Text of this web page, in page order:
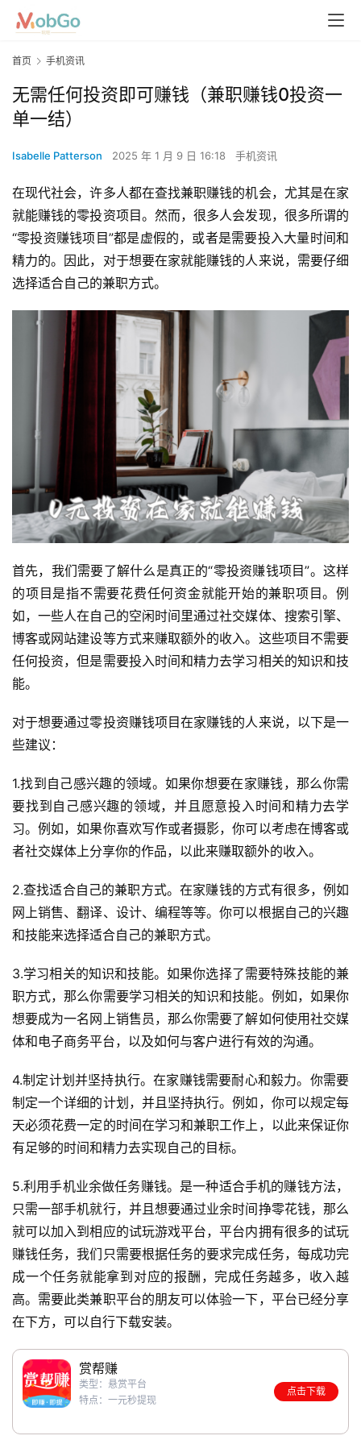
首页 手机资讯
无需任何投资即可赚钱（兼职赚钱0投资一
单一结）
Isabelle Patterson 2025 年 1 月 9 日 16:18 手机资讯
在现代社会，许多人都在查找兼职赚钱的机会，尤其是在家
就能赚钱的零投资项目。然而，很多人会发现，很多所谓的
“零投资赚钱项目”都是虚假的，或者是需要投入大量时间和
精力的。因此，对于想要在家就能赚钱的人来说，需要仔细
选择适合自己的兼职方式。
首先，我们需要了解什么是真正的“零投资赚钱项目”。这样
的项目是指不需要花费任何资金就能开始的兼职项目。例
如，一些人在自己的空闲时间里通过社交媒体、搜索引擎、
博客或网站建设等方式来赚取额外的收入。这些项目不需要
任何投资，但是需要投入时间和精力去学习相关的知识和技
能。
对于想要通过零投资赚钱项目在家赚钱的人来说，以下是一
些建议：
1.找到自己感兴趣的领域。如果你想要在家赚钱，那么你需
要找到自己感兴趣的领域，并且愿意投入时间和精力去学
习。例如，如果你喜欢写作或者摄影，你可以考虑在博客或
者社交媒体上分享你的作品，以此来赚取额外的收入。
2.查找适合自己的兼职方式。在家赚钱的方式有很多，例如
网上销售、翻译、设计、编程等等。你可以根据自己的兴趣
和技能来选择适合自己的兼职方式。
3.学习相关的知识和技能。如果你选择了需要特殊技能的兼
职方式，那么你需要学习相关的知识和技能。例如，如果你
想要成为一名网上销售员，那么你需要了解如何使用社交媒
体和电子商务平台，以及如何与客户进行有效的沟通。
4.制定计划并坚持执行。在家赚钱需要耐心和毅力。你需要
制定一个详细的计划，并且坚持执行。例如，你可以规定每
天必须花费一定的时间在学习和兼职工作上，以此来保证你
有足够的时间和精力去实现自己的目标。
5.利用手机业余做任务赚钱。是一种适合手机的赚钱方法，
只需一部手机就行，并且想要通过业余时间挣零花钱，那么
就可以加入到相应的试玩游戏平台，平台内拥有很多的试玩
赚钱任务，我们只需要根据任务的要求完成任务，每成功完
成一个任务就能拿到对应的报酬，完成任务越多，收入越
高。需要此类兼职平台的朋友可以体验一下，平台已经分享
在下方，可以自行下载安装。
赏帮赚
类型：悬赏平台
特点：一元秒提现
点击下载